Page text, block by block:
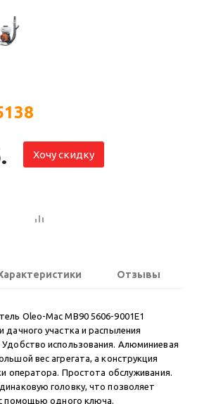
Хочу скидку
Отзывы
Oleo-Mac MB90 5606-9001E1
дачного участка и распыления
использования. Алюминиевая
вес агрегата, а конструкция
оператора. Простота обслуживания.
головку, что позволяет
помощью одного ключа.